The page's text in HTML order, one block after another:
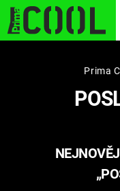
STARHOUSE
PLNEJ KOTEL
Prima